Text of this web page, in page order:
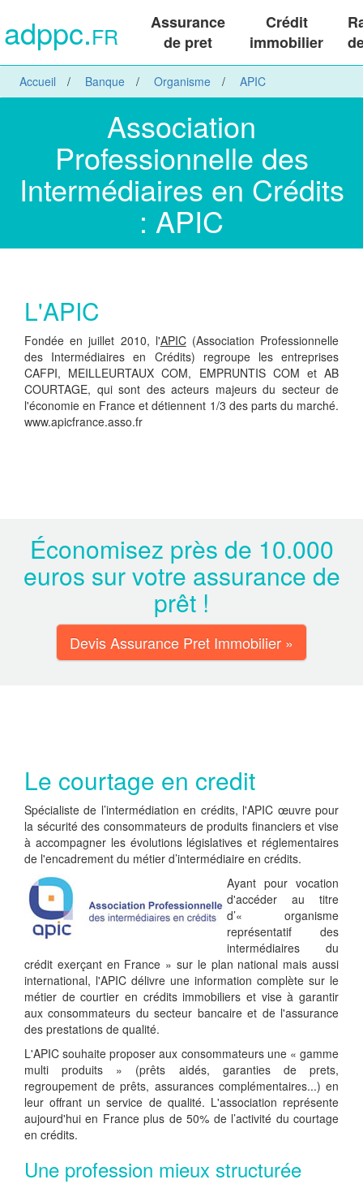
adppc.FR
Assurance
de pret
Crédit
immobilier
Accueil Banque Organisme APIC
Association
Professionnelle des
Intermédiaires en Crédits
: APIC
L'APIC
Fondée en juillet 2010, l'APIC(Association Professionnelle
des Intermédiaires en Crédits) regroupe les entreprises
CAFPI, MEILLEURTAUX COM, EMPRUNTIS COM et AB
COURTAGE, qui sont des acteurs majeurs du secteur de
l'économie en France et détiennent 1/3 des parts du marché.
www.apicfrance.asso.fr
Économisez près de 10.000
euros sur votre assurance de
prêt !
Devis Assurance Pret Immobilier »
Le courtage en credit
Spécialiste de l’intermédiation en crédits, l'APIC œuvre pour
la sécurité des consommateurs de produits financiers et vise
à accompagner les évolutions législatives et réglementaires
de l'encadrement du métier d’intermédiaire en crédits.
Ayant pour vocation
d'accéder au titre
d’« organisme
représentatif des
intermédiaires du
crédit exerçant en France » sur le plan national mais aussi
international, l'APIC délivre une information complète sur le
métier de courtier en crédits immobiliers et vise à garantir
aux consommateurs du secteur bancaire et de l'assurance
des prestations de qualité.
L'APIC souhaite proposer aux consommateurs une « gamme
multi produits » (prêts aidés, garanties de prets,
regroupement de prêts, assurances complémentaires...) en
leur offrant un service de qualité. L'association représente
aujourd'hui en France plus de 50% de l’activité du courtage
en crédits.
Une profession mieux structurée